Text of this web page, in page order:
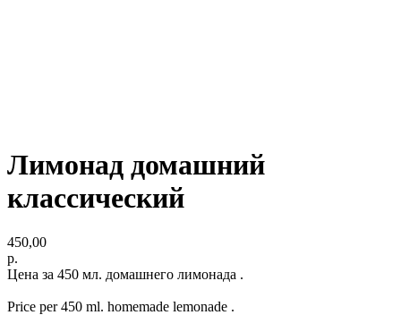
Лимонад домашний
классический
450,00
р.
Цена за 450 мл. домашнего лимонада .
Price per 450 ml. homemade lemonade .